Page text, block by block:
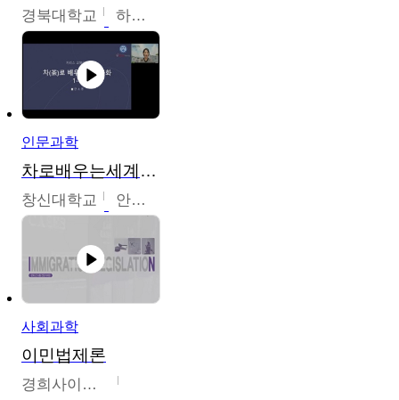
경북대학교 하승완
인문과학
차로배우는세계문화
창신대학교 안소영
사회과학
이민법제론
경희사이버대학교